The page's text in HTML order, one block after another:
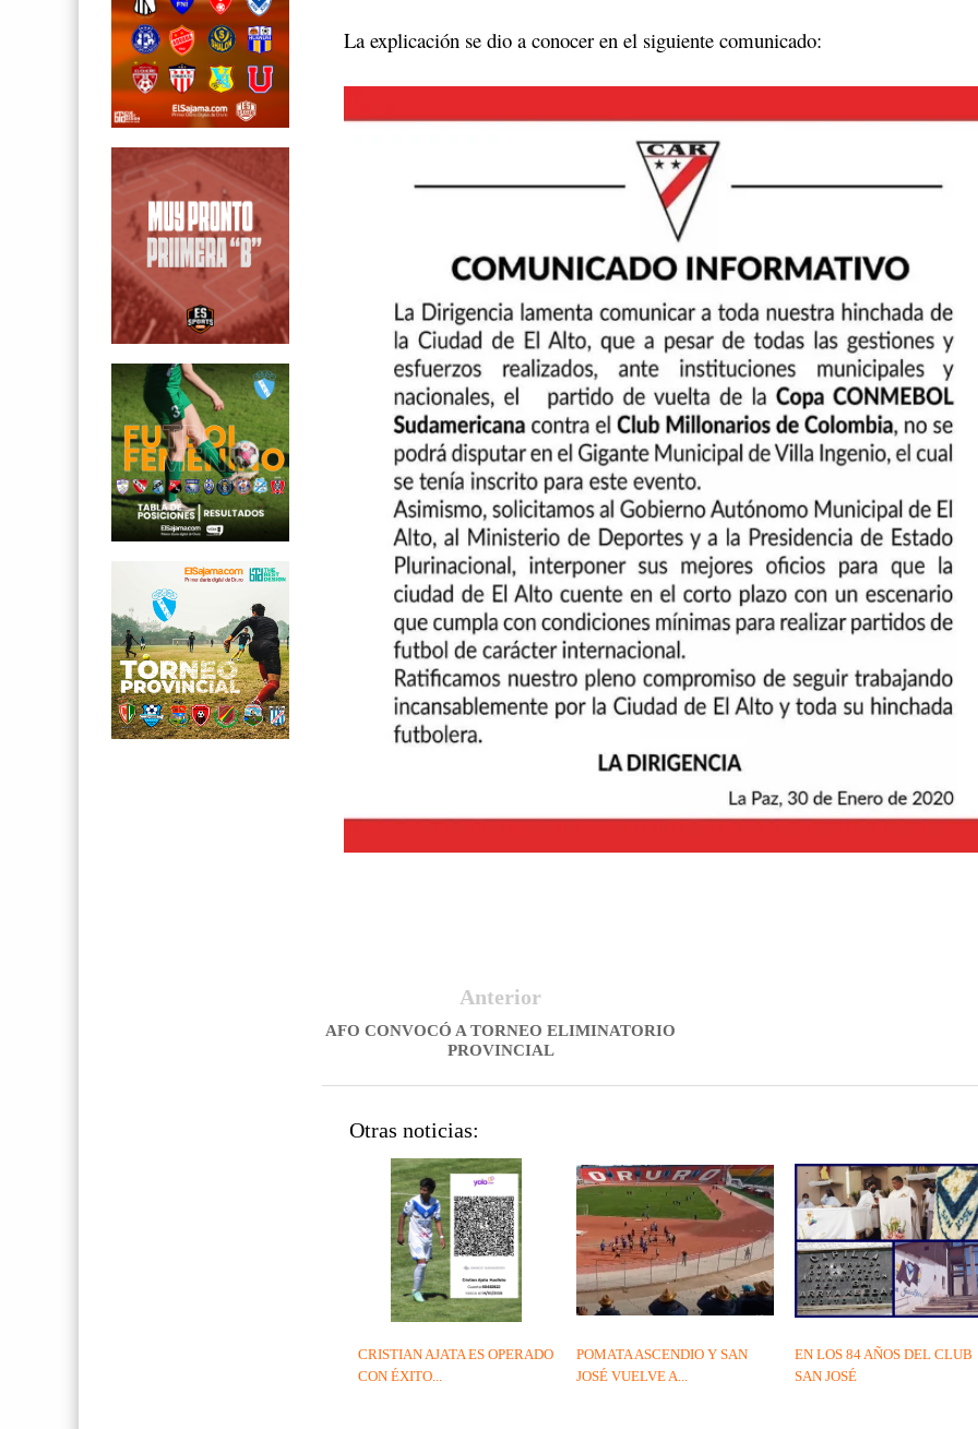
La explicación se dio a conocer en el siguiente comunicado:
Anterior
AFO CONVOCÓ A TORNEO ELIMINATORIO
PROVINCIAL
Otras noticias:
EN LOS 84 AÑOS DEL CLUB
SAN JOSÉ
POMATA ASCENDIO Y SAN
JOSÉ VUELVE A...
CRISTIAN AJATA ES OPERADO
CON ÉXITO...